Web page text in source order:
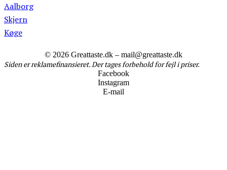
Aalborg
Skjern
Køge
© 2026 Greattaste.dk – mail@greattaste.dk
Siden er reklamefinansieret. Der tages forbehold for fejl i priser.
Facebook
Instagram
E-mail